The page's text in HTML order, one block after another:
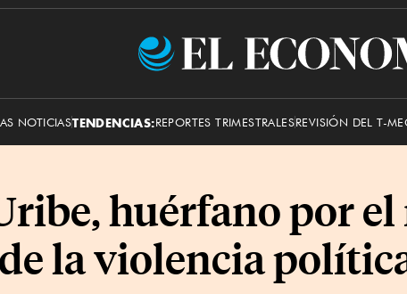
El
NOTICIASTENDENCIAS:REPORTES TRIMESTRALESREVISIÓN DEL T-
huérfano por
la violencia